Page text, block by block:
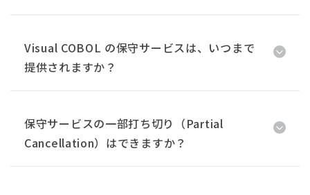
Visual COBOL の保守サービスは、いつまで
提供されますか？
保守サービスの一部打ち切り（Partial
Cancellation）はできますか？